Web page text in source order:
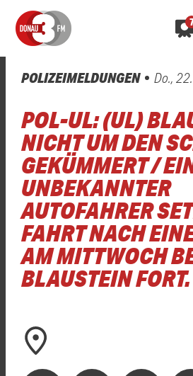
0800 0 490 400
01520 242 3333
Hast du auch einen Blitzer oder eine
gesehen? Ganz einfach melden -
oder perWhatsApp 01520 242 3333
Hast du auch einen Blitzer oder eine
gesehen? Ganz einfach melden -
oder perWhatsApp 01520 242 3333
POLIZEIMELDUNGEN Do.,
POL-UL: (UL)
NICHT UM DEN
GEKÜMMERT /
UNBEKANNTER
AUTOFAHRER
FAHRT NACH
AM MITTWOCH
BLAUSTEIN FORT.